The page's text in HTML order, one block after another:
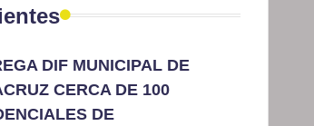
DIF MUNICIPAL DE
CERCA DE 100
DE